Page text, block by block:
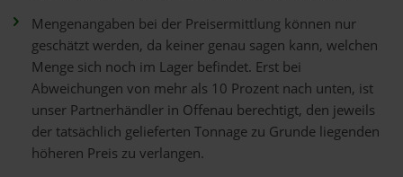
Mengenangaben bei der Preisermittlung können nur
geschätzt werden, da keiner genau sagen kann, welchen
Menge sich noch im Lager befindet. Erst bei
Abweichungen von mehr als 10 Prozent nach unten, ist
unser Partnerhändler in Offenau berechtigt, den jeweils
der tatsächlich gelieferten Tonnage zu Grunde liegenden
höheren Preis zu verlangen.